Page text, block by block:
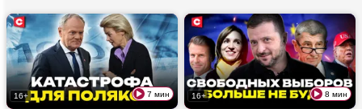
фондах?
16+ 7 мин 16+ 8 мин